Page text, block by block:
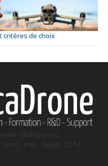
critères de choix
: distribution,
· mer, depuis 2014.